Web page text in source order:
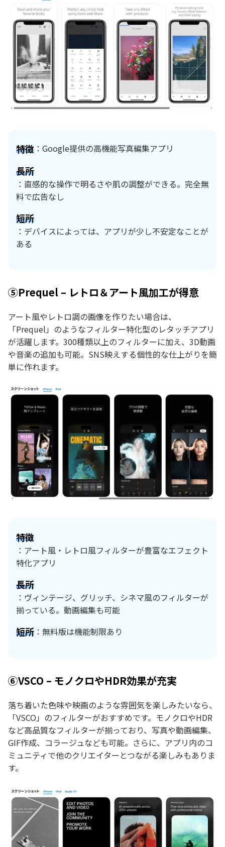
特徴 ：Google提供の高機能写真編集アプリ
長所
：直感的な操作で明るさや肌の調整ができる。完全無
料で広告なし
短所
：デバイスによっては、アプリが少し不安定なことが
ある
⑤Prequel – レトロ＆アート風加工が得意
アート風やレトロ調の画像を作りたい場合は、
「Prequel」のようなフィルター特化型のレタッチアプリ
が活躍します。300種類以上のフィルターに加え、3D動画
や音楽の追加も可能。SNS映えする個性的な仕上がりを簡
単に作れます。
特徴
：アート風・レトロ風フィルターが豊富なエフェクト
特化アプリ
長所
：ヴィンテージ、グリッチ、シネマ風のフィルターが
揃っている。動画編集も可能
短所 ：無料版は機能制限あり
⑥VSCO – モノクロやHDR効果が充実
落ち着いた色味や映画のような雰囲気を楽しみたいなら、
「VSCO」のフィルターがおすすめです。モノクロやHDR
など高品質なフィルターが揃っており、写真や動画編集、
GIF作成、コラージュなども可能。さらに、アプリ内のコ
ミュニティで他のクリエイターとつながる楽しみもありま
す。